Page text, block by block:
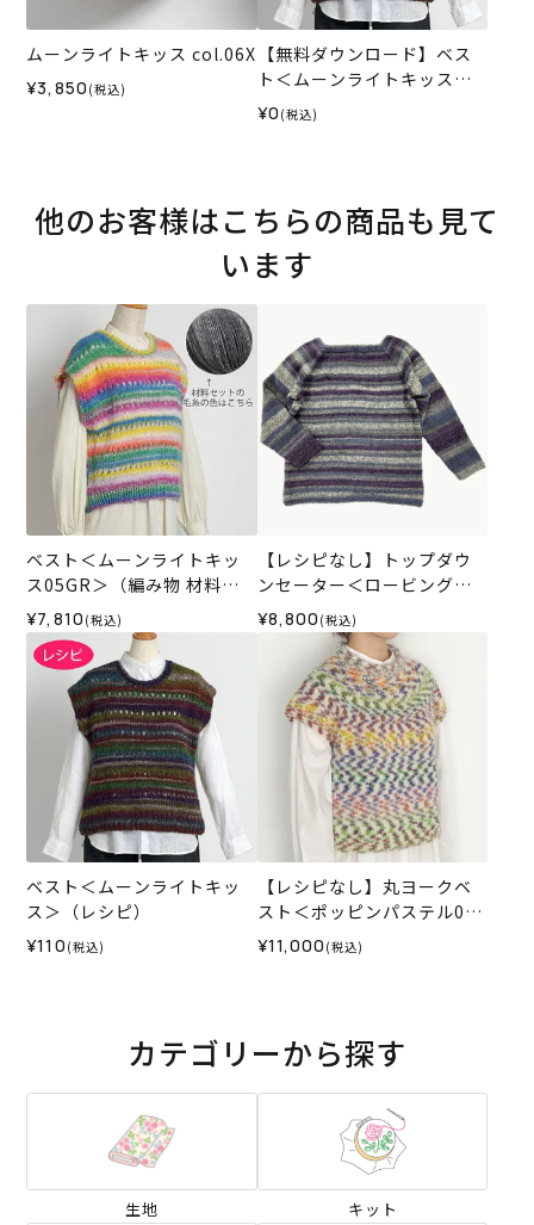
ムーンライトキッス col.06X
¥3,850 (税込)
【無料ダウンロード】ベス
ト＜ムーンライトキッス＞
（レシピ）
¥0 (税込)
他のお客様はこちらの商品も見て
います
ベスト＜ムーンライトキッ
ス05GR＞（編み物 材料セ
ット）
¥7,810 (税込)
【レシピなし】トップダウ
ンセーター＜ロービングキ
ッス50N＞（編み物 材料セ
ット）
¥8,800 (税込)
ベスト＜ムーンライトキッ
ス＞（レシピ）
¥110 (税込)
【レシピなし】丸ヨークベ
スト＜ポッピンパステル01I
V＞（編み物 材料セット）
¥11,000 (税込)
カテゴリーから探す
生地 キット